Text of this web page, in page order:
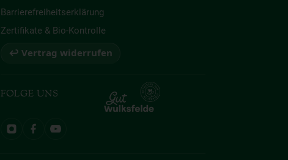
Barrierefreiheitserklärung
Zertifikate & Bio-Kontrolle
↩ Vertrag widerrufen
FOLGE UNS